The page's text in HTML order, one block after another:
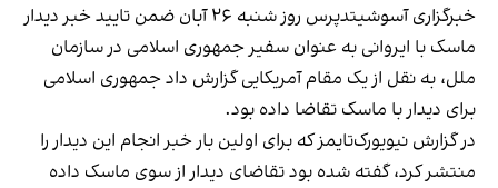
خبرگزاری آسوشیتدپرس روز شنبه ۲۶ آبان ضمن تایید خبر دیدار
ماسک با ایروانی به عنوان سفیر جمهوری اسلامی در سازمان
ملل، به نقل از یک مقام آمریکایی گزارش داد جمهوری اسلامی
برای دیدار با ماسک تقاضا داده بود.
در گزارش نیویورک‌تایمز که برای اولین بار خبر انجام این دیدار را
منتشر کرد، گفته شده بود تقاضای دیدار از سوی ماسک داده